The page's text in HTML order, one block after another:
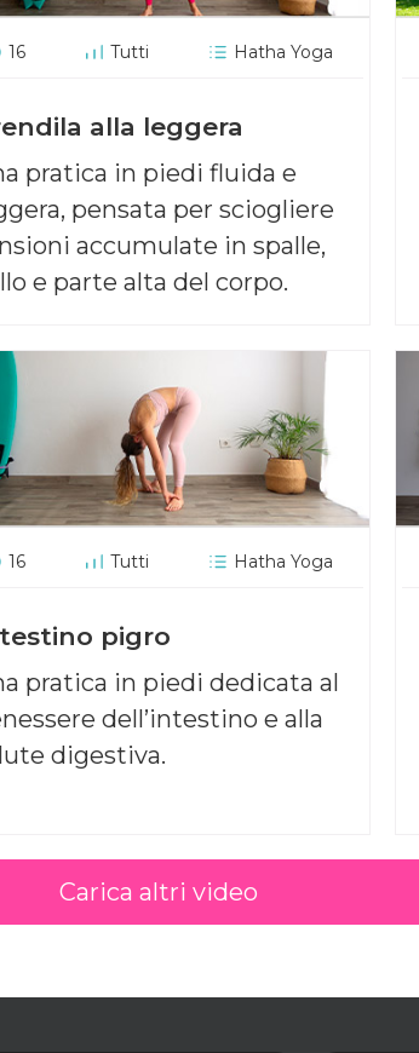
16 Tutti Hatha Yoga
alla leggera
pratica in piedi fluida e
pensata per sciogliere
accumulate in spalle,
e parte alta del corpo.
16 Tutti Hatha Yoga
pigro
pratica in piedi dedicata al
dell’intestino e alla
digestiva.
Carica altri video